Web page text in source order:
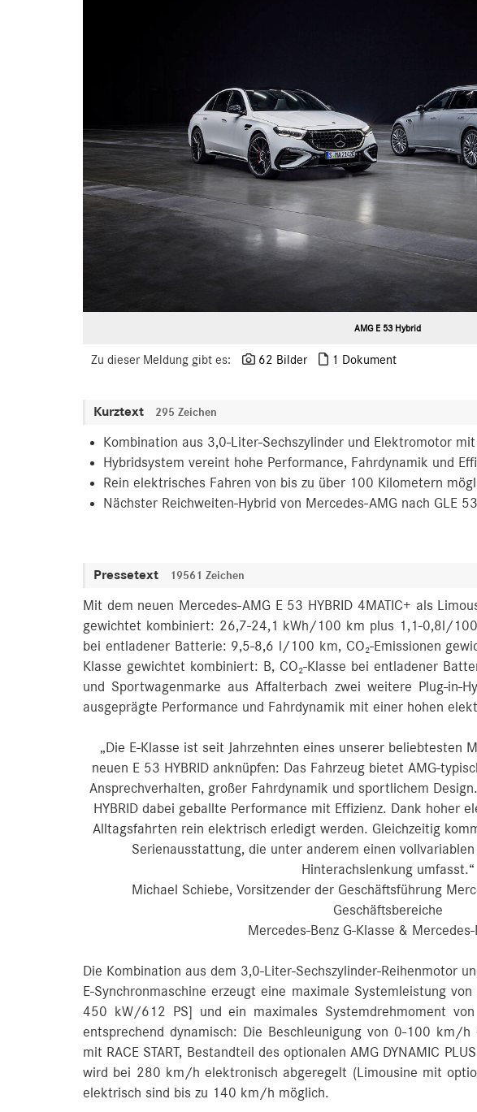
AMG E 53 Hybrid
Zu dieser Meldung gibt es: 62 Bilder 1 Dokument
Kurztext 295 Zeichen
Kombination aus 3,0-Liter-Sechszylinder und Elektromotor
Hybridsystem vereint hohe Performance, Fahrdynamik und
Rein elektrisches Fahren von bis zu über 100 Kilometern
Nächster Reichweiten-Hybrid von Mercedes-AMG nach GLE 53
Pressetext 19561 Zeichen
Mit dem neuen Mercedes-AMG E 53 HYBRID 4MATIC+ als
gewichtet kombiniert: 26,7-24,1 kWh/100 km plus 1,1-0,8l/
bei entladener Batterie: 9,5-8,6 l/100 km, CO₂-Emissionen
Klasse gewichtet kombiniert: B, CO₂-Klasse bei entladener
und Sportwagenmarke aus Affalterbach zwei weitere Plug-in-
ausgeprägte Performance und Fahrdynamik mit einer hohen
„Die E-Klasse ist seit Jahrzehnten eines unserer beliebtesten
neuen E 53 HYBRID anknüpfen: Das Fahrzeug bietet AMG-
Ansprechverhalten, großer Fahrdynamik und sportlichem
HYBRID dabei geballte Performance mit Effizienz. Dank hoher
Alltagsfahrten rein elektrisch erledigt werden. Gleichzeitig
Serienausstattung, die unter anderem einen
Hinterachslenkung umfasst.“
Michael Schiebe, Vorsitzender der Geschäftsführung
Geschäftsbereiche
Mercedes-Benz G-Klasse &
Die Kombination aus dem 3,0-Liter-Sechszylinder-Reihenmotor
E-Synchronmaschine erzeugt eine maximale Systemleistung von
450 kW/612 PS] und ein maximales Systemdrehmoment
entsprechend dynamisch: Die Beschleunigung von 0-100 km/
mit RACE START, Bestandteil des optionalen AMG DYNAMIC
wird bei 280 km/h elektronisch abgeregelt (Limousine mit
elektrisch sind bis zu 140 km/h möglich.